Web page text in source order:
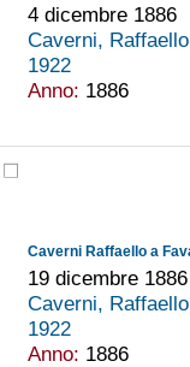
4 dicembre 1886
Caverni,
1922
Anno: 1886
Caverni Raffaello a
19 dicembre 1886
Caverni,
1922
Anno: 1886